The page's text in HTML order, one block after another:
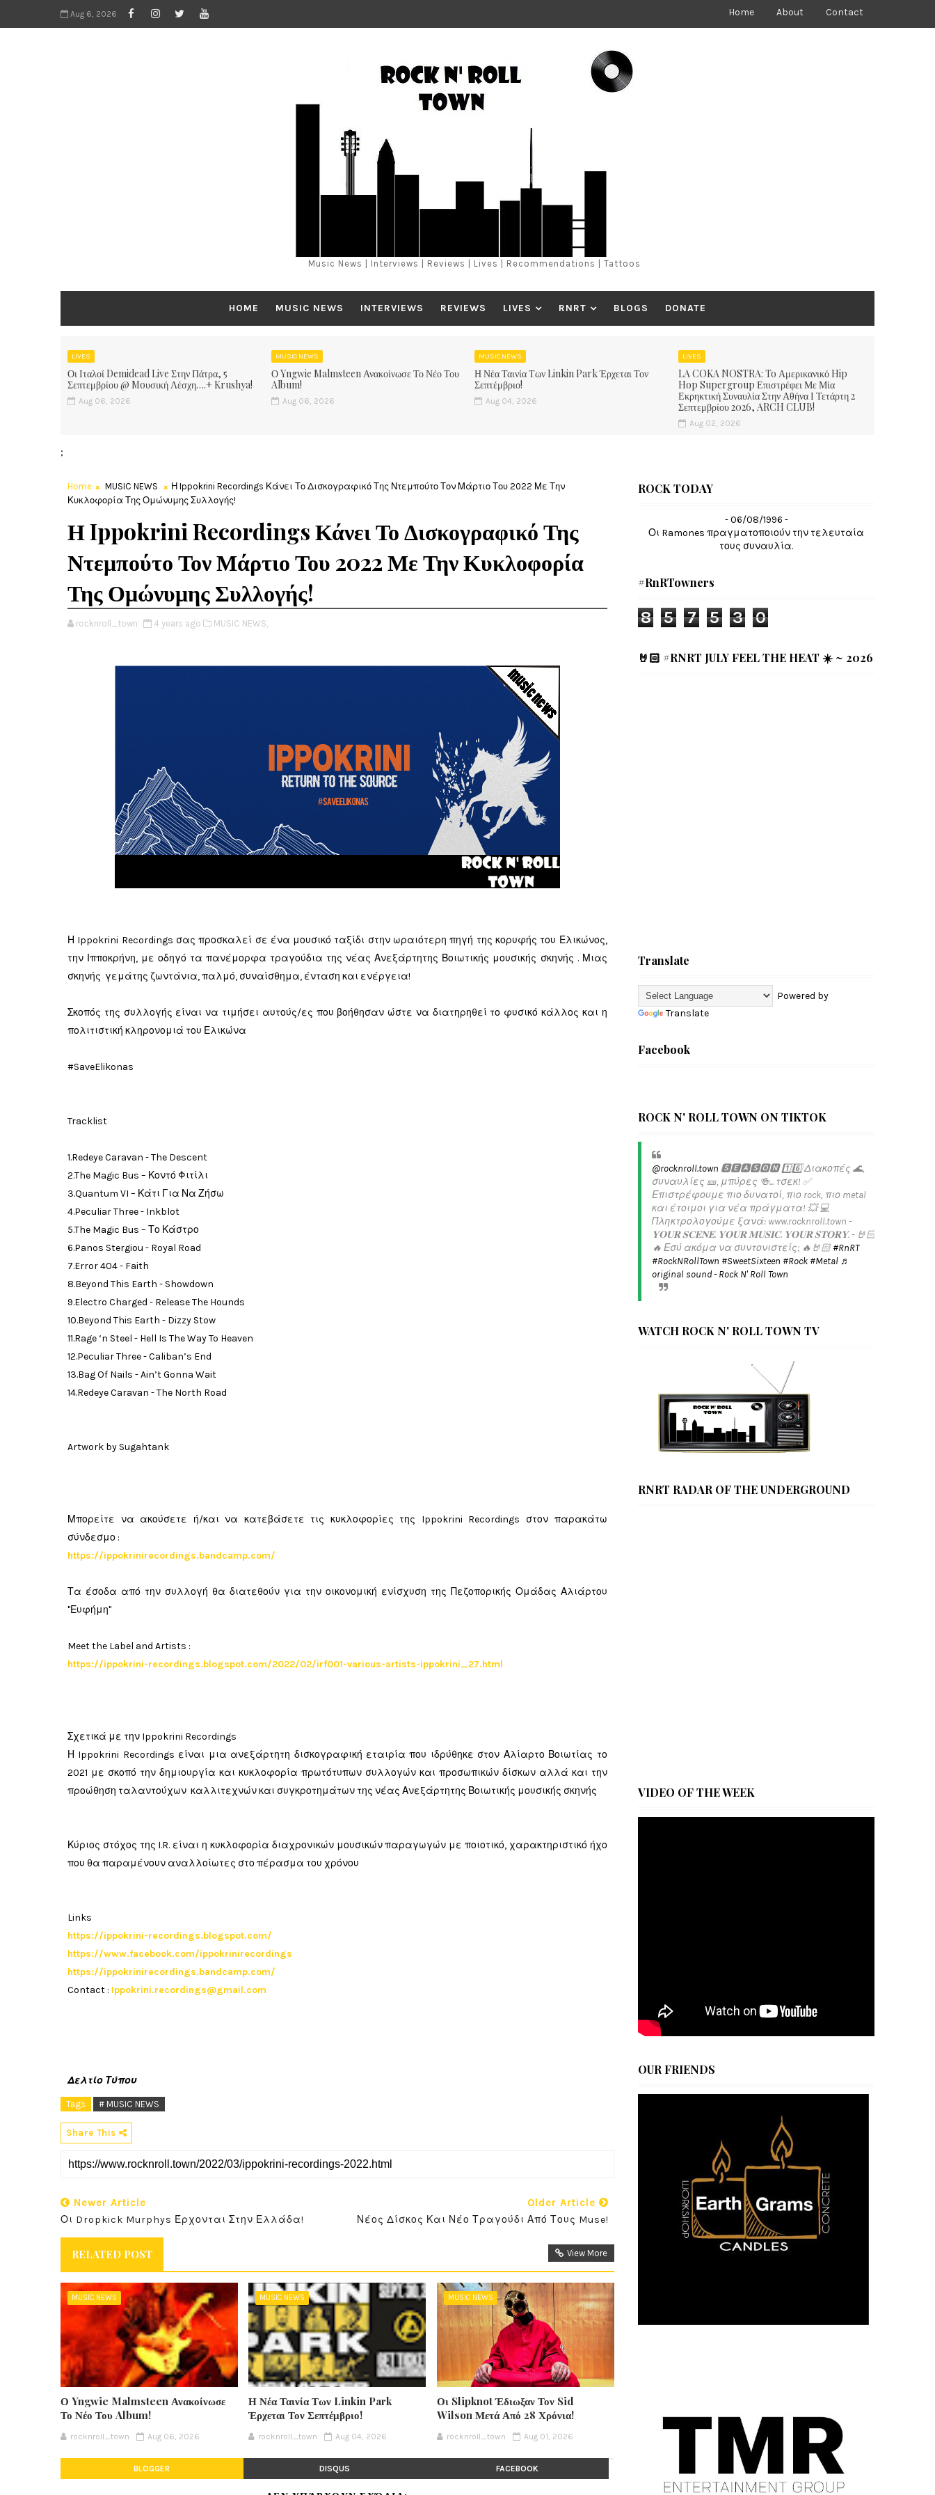
Aug 6, 2026 Home About Contact
Music News | Interviews | Reviews | Lives | Recommendations | Tattoos
HOME MUSIC NEWS INTERVIEWS REVIEWS LIVES RNRT BLOGS DONATE
LIVES
Οι Ιταλοί Demidead Live Στην Πάτρα, 5
Σεπτεμβρίου @ Moυσική Λέσχη….+ Krushya!
Aug 06, 2026
MUSIC NEWS
Ο Yngwie Malmsteen Ανακοίνωσε Το Νέο Του
Album!
Aug 06, 2026
MUSIC NEWS
Η Νέα Ταινία Των Linkin Park Έρχεται Τον
Σεπτέμβριο!
Aug 04, 2026
LIVES
LA COKA NOSTRA: To Αμερικανικό Hip
Hop Supergroup Επιστρέφει Με Μία
Εκρηκτική Συναυλία Στην Αθήνα Ι Τετάρτη 2
Σεπτεμβρίου 2026, ARCH CLUB!
Aug 02, 2026
;
Home MUSIC NEWS
Η Ippokrini Recordings Κάνει Το Δισκογραφικό Της Ντεμπούτο Τον Μάρτιο Του 2022 Με Την
Κυκλοφορία Της Ομώνυμης Συλλογής!
Η Ippokrini Recordings Κάνει Το Δισκογραφικό Της
Ντεμπούτο Τον Μάρτιο Του 2022 Με Την Κυκλοφορία
Της Ομώνυμης Συλλογής!
rocknroll_town 4 years ago MUSIC NEWS,
Η Ippokrini Recordings σας προσκαλεί σε ένα μουσικό ταξίδι στην ωραιότερη πηγή της κορυφής του Ελικώνος,
την Ιπποκρήνη, με οδηγό τα πανέμορφα τραγούδια της νέας Ανεξάρτητης Βοιωτικής μουσικής σκηνής . Μιας
σκηνής γεμάτης ζωντάνια, παλμό, συναίσθημα, ένταση και ενέργεια!
Σκοπός της συλλογής είναι να τιμήσει αυτούς/ες που βοήθησαν ώστε να διατηρηθεί το φυσικό κάλλος και η
πολιτιστική κληρονομιά του Ελικώνα
#SaveElikonas
Tracklist
1.Redeye Caravan - The Descent
2.The Magic Bus – Κοντό Φιτίλι
3.Quantum VI – Κάτι Για Να Ζήσω
4.Peculiar Three - Inkblot
5.The Magic Bus – Το Κάστρο
6.Panos Stergiou - Royal Road
7.Error 404 - Faith
8.Beyond This Earth - Showdown
9.Electro Charged - Release The Hounds
10.Beyond This Earth - Dizzy Stow
11.Rage ‘n Steel - Hell Is The Way To Heaven
12.Peculiar Three - Caliban’s End
13.Bag Of Nails - Ain’t Gonna Wait
14.Redeye Caravan - The North Road
Artwork by Sugahtank
Μπορείτε να ακούσετε ή/και να κατεβάσετε τις κυκλοφορίες της Ippokrini Recordings στον παρακάτω
σύνδεσμο :
https://ippokrinirecordings.bandcamp.com/
Τα έσοδα από την συλλογή θα διατεθούν για την οικονομική ενίσχυση της Πεζοπορικής Ομάδας Αλιάρτου
"Ευφήμη"
Meet the Label and Artists :
https://ippokrini-recordings.blogspot.com/2022/02/irf001-various-artists-ippokrini_27.html
Σχετικά με την Ippokrini Recordings
Η Ippokrini Recordings είναι μια ανεξάρτητη δισκογραφική εταιρία που ιδρύθηκε στον Αλίαρτο Βοιωτίας το
2021 με σκοπό την δημιουργία και κυκλοφορία πρωτότυπων συλλογών και προσωπικών δίσκων αλλά και την
προώθηση ταλαντούχων καλλιτεχνών και συγκροτημάτων της νέας Ανεξάρτητης Βοιωτικής μουσικής σκηνής
Κύριος στόχος της I.R. είναι η κυκλοφορία διαχρονικών μουσικών παραγωγών με ποιοτικό, χαρακτηριστικό ήχο
που θα παραμένουν αναλλοίωτες στο πέρασμα του χρόνου
Links
https://ippokrini-recordings.blogspot.com/
https://www.facebook.com/ippokrinirecordings
https://ippokrinirecordings.bandcamp.com/
Contact : Ippokrini.recordings@gmail.com
Δελτίο Τύπου
Tags # MUSIC NEWS
Share This
Newer Article
Οι Dropkick Murphys Έρχονται Στην Ελλάδα!
Older Article
Νέος Δίσκος Και Νέο Τραγούδι Από Τους Muse!
RELATED POST View More
MUSIC NEWS
Ο Yngwie Malmsteen Ανακοίνωσε
Το Νέο Του Album!
rocknroll_town Aug 06, 2026
MUSIC NEWS
Η Νέα Ταινία Των Linkin Park
Έρχεται Τον Σεπτέμβριο!
rocknroll_town Aug 04, 2026
MUSIC NEWS
Οι Slipknot Έδιωξαν Τον Sid
Wilson Μετά Από 28 Χρόνια!
rocknroll_town Aug 01, 2026
BLOGGER DISQUS FACEBOOK
ROCK TODAY
- 06/08/1996 -
Οι Ramones πραγματοποιούν την τελευταία
τους συναυλία.
#RnRTowners
8 5 7 5 3 0
🤘🏻 #RNRT JULY FEEL THE HEAT ☀️ ~ 2026
Translate
Powered by
Translate
Facebook
ROCK N' ROLL TOWN ON TIKTOK
@rocknroll.town 🆂🅴🅰🆂🅾🅽 1️⃣6️⃣ Διακοπές 🌊,
συναυλίες 🎫, μπύρες 🍻... τσεκ! ✅️
Επιστρέφουμε πιο δυνατοί, πιο rock, πιο metal
και έτοιμοι για νέα πράγματα! 💥 💻
Πληκτρολογούμε ξανά: www.rocknroll.town -
𝐘𝐎𝐔𝐑 𝐒𝐂𝐄𝐍𝐄. 𝐘𝐎𝐔𝐑 𝐌𝐔𝐒𝐈𝐂. 𝐘𝐎𝐔𝐑 𝐒𝐓𝐎𝐑𝐘. - 🤘🏻
🔥 Εσύ ακόμα να συντονιστείς; 🔥🤘🏻#RnRT
#RockNRollTown #SweetSixteen #Rock #Metal ♬
original sound - Rock N' Roll Town
WATCH ROCK N' ROLL TOWN TV
RNRT RADAR OF THE UNDERGROUND
VIDEO OF THE WEEK
OUR FRIENDS